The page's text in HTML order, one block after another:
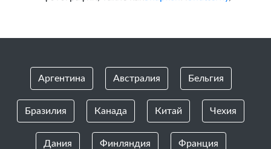
Аргентина Австралия Бельгия
Бразилия Канада Китай Чехия
Дания Финляндия Франция